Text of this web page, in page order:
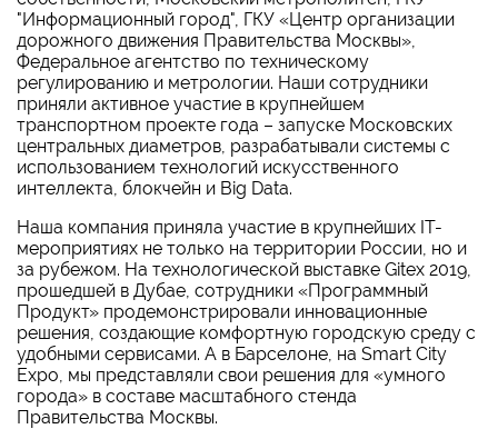
"Информационный город", ГКУ «Центр организации
дорожного движения Правительства Москвы»,
Федеральное агентство по техническому
регулированию и метрологии. Наши сотрудники
приняли активное участие в крупнейшем
транспортном проекте года – запуске Московских
центральных диаметров, разрабатывали системы с
использованием технологий искусственного
интеллекта, блокчейн и Big Data.
Наша компания приняла участие в крупнейших IT-
мероприятиях не только на территории России, но и
за рубежом. На технологической выставке Gitex 2019,
прошедшей в Дубае, сотрудники «Программный
Продукт» продемонстрировали инновационные
решения, создающие комфортную городскую среду с
удобными сервисами. А в Барселоне, на Smart City
Expo, мы представляли свои решения для «умного
города» в составе масштабного стенда
Правительства Москвы.